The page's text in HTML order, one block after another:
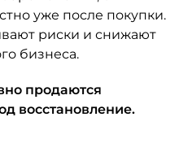
уже после покупки.
риски и снижают
бизнеса.
продаются
восстановление.